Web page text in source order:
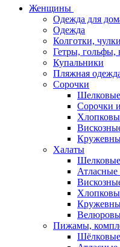
Женщины
Одежда для
Одежда
Колготки, чулки
Гетры, гольфы,
Купальники
Пляжная
Сорочки
Сорочки
Халаты
Атласные
Пижамы,